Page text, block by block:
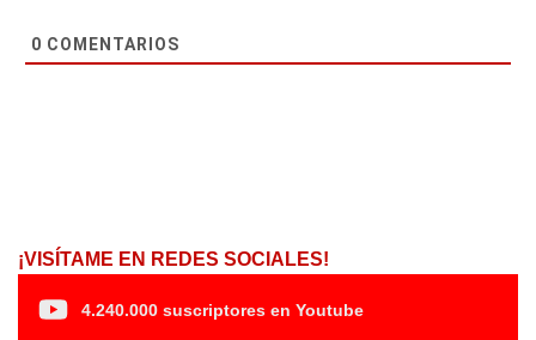
0 COMENTARIOS
¡VISÍTAME EN REDES SOCIALES!
4.240.000 suscriptores en Youtube